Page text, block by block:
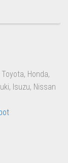
Honda,
Isuzu, Nissan